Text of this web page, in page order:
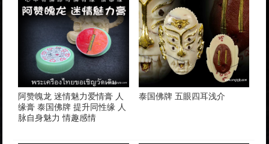
阿赞魄龙 迷情魅力爱情膏 人
缘膏 泰国佛牌 提升同性缘 人
脉自身魅力 情趣感情
泰国佛牌 五眼四耳浅介